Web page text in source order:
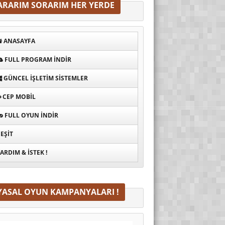
SORARIM HER YERDE
ANASAYFA
FULL PROGRAM INDIR
GÜNCEL İŞLETIM SISTEMLER
CEP MOBIL
FULL OYUN İNDIR
& İSTEK !
OYUN KAMPANYALARI !